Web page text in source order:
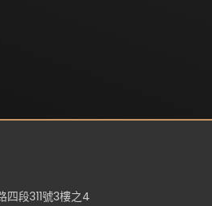
四段311號3樓之4